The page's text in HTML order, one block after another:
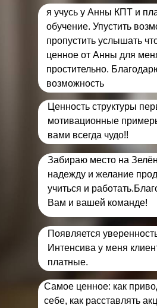
я учусь у Анны КПТ и
обучение. Упустить
пропустить услышать
ценное от Анны для
простительно.
возможность
Ценность структуры
мотивационные
вами всегда чудо!!
Самое ценное: как
себе, как расставлять
Забираю место на
надежду и желание
учиться и
Вам и вашей команде!
Появляется
Интенсива у меня
платные.